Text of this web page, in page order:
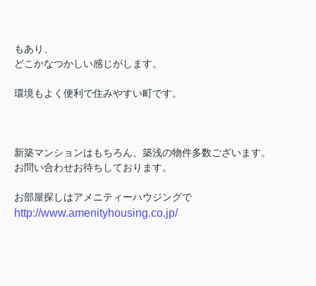
もあり、
どこかなつかしい感じがします。
環境もよく便利で住みやすい町です。
新築マンションはもちろん、築浅の物件多数ございます。
お問い合わせお待ちしております。
お部屋探しはアメニティーハウジングで
http://www.amenityhousing.co.jp/